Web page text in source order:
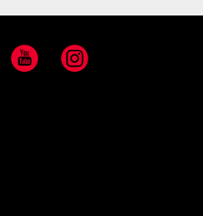
YouTube Instagram